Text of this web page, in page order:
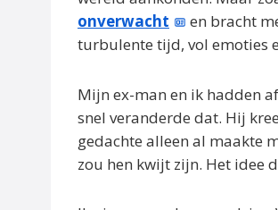
onverwacht
en bracht
turbulente tijd, vol emoties
Mijn ex-man en ik hadden
snel veranderde dat. Hij
gedachte alleen al maakte
zou hen kwijt zijn. Het idee